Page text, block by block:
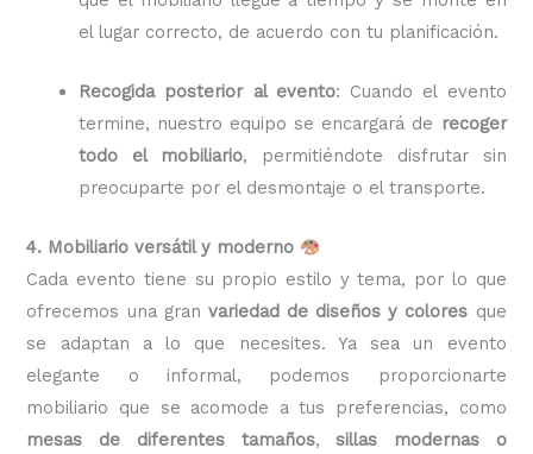
el lugar correcto, de acuerdo con tu planificación.
Recogida posterior al evento: Cuando el evento
termine, nuestro equipo se encargará de recoger
todo el mobiliario, permitiéndote disfrutar sin
preocuparte por el desmontaje o el transporte.
4. Mobiliario versátil y moderno
Cada evento tiene su propio estilo y tema, por lo que
ofrecemos una gran variedad de diseños y colores que
se adaptan a lo que necesites. Ya sea un evento
elegante o informal, podemos proporcionarte
mobiliario que se acomode a tus preferencias, como
mesas de diferentes tamaños,sillas modernas o